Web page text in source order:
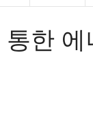
통한 에